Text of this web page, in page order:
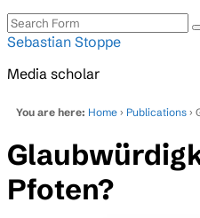
Sebastian Stoppe
Media scholar
You are here: Home › Publications ›
Pfoten?